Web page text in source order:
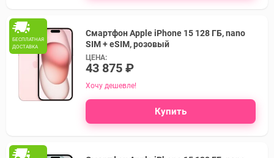
БЕСПЛАТНАЯ
ДОСТАВКА
Смартфон Apple iPhone 15 128 ГБ, nano
SIM + eSIM, розовый
ЦЕНА:
43 875 ₽
Хочу дешевле!
Купить